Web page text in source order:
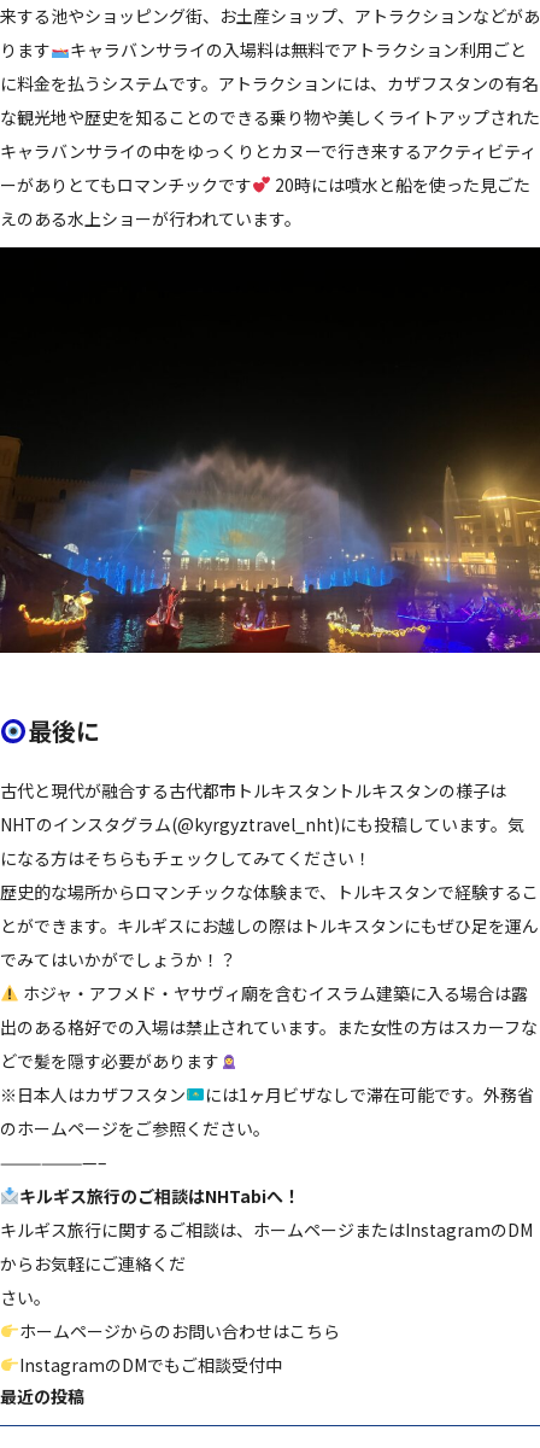
来する池やショッピング街、お土産ショップ、アトラクションなどがあ
ります
キャラバンサライの入場料は無料でアトラクション利用ごと
に料金を払うシステムです。アトラクションには、カザフスタンの有名
な観光地や歴史を知ることのできる乗り物や美しくライトアップされた
キャラバンサライの中をゆっくりとカヌーで行き来するアクティビティ
ーがありとてもロマンチックです
20時には噴水と船を使った見ごた
えのある水上ショーが行われています。
最後に
古代と現代が融合する古代都市トルキスタントルキスタンの様子は
NHTのインスタグラム(@kyrgyztravel_nht)にも投稿しています。気
になる方はそちらもチェックしてみてください！
歴史的な場所からロマンチックな体験まで、トルキスタンで経験するこ
とができます。キルギスにお越しの際はトルキスタンにもぜひ足を運ん
でみてはいかがでしょうか！？
ホジャ・アフメド・ヤサヴィ廟を含むイスラム建築に入る場合は露
出のある格好での入場は禁止されています。また女性の方はスカーフな
どで髪を隠す必要があります
※日本人はカザフスタン
には1ヶ月ビザなしで滞在可能です。外務省
のホームページをご参照ください。
———————–
キルギス旅行のご相談はNHTabiへ！
キルギス旅行に関するご相談は、ホームページまたはInstagramのDM
からお気軽にご連絡くだ
さい。
ホームページからのお問い合わせはこちら
InstagramのDMでもご相談受付中
最近の投稿